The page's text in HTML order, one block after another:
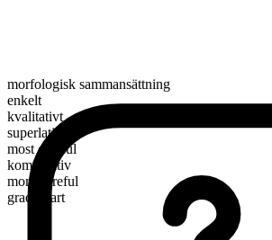
morfologisk sammansättning
enkelt
kvalitativt
superlativ
most careful
komparativ
more careful
graderbart